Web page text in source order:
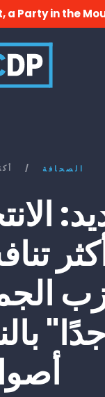
a Party in the
/ الصحافة